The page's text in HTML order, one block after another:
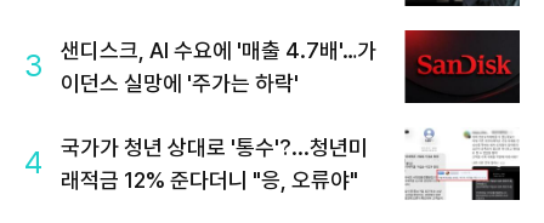
3
샌디스크, AI 수요에 '매출 4.7배'…가
이던스 실망에 '주가는 하락'
4
국가가 청년 상대로 '통수'?...청년미
래적금 12% 준다더니 "응, 오류야"